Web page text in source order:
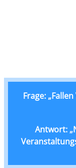
Frage:
Antwort: